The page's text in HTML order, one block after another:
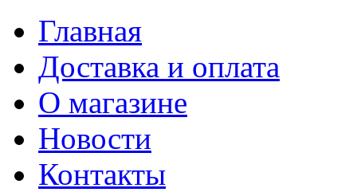
Главная
Доставка и оплата
О магазине
Новости
Контакты